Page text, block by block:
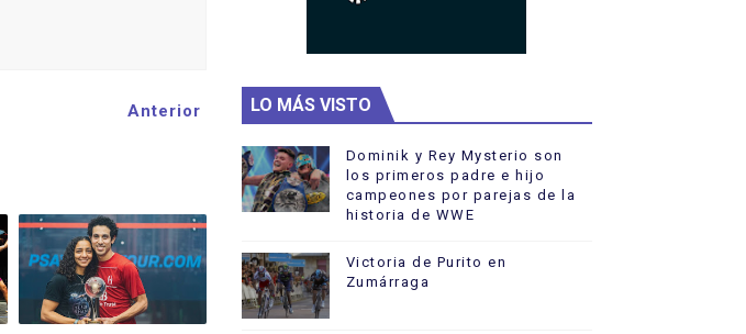
Anterior LO MÁS VISTO
Dominik y Rey Mysterio son
los primeros padre e hijo
campeones por parejas de la
historia de WWE
Victoria de Purito en
Zumárraga